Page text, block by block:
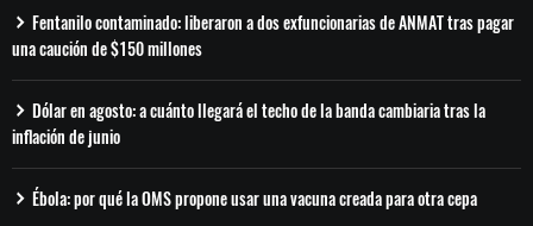
Fentanilo contaminado: liberaron a dos exfuncionarias de ANMAT tras pagar
una caución de $150 millones
Dólar en agosto: a cuánto llegará el techo de la banda cambiaria tras la
inflación de junio
Ébola: por qué la OMS propone usar una vacuna creada para otra cepa